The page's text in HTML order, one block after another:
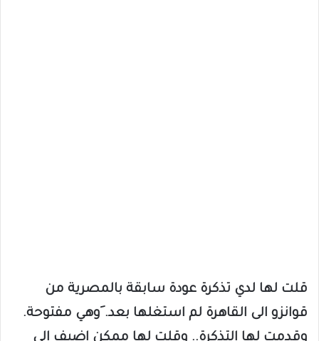
قلت لها لدي تذكرة عودة سابقة بالمصرية من
قوانزو الى القاهرة لم استغلها بعد. َوهي مفتوحة.
وقدمت لها التذكرة.. وقلت لها ممكن اضيف الى